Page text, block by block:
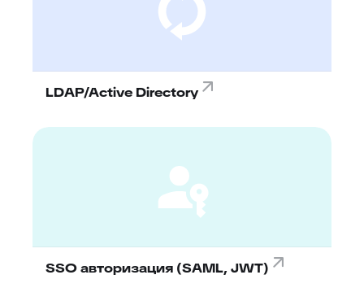
LDAP/Active Directory
SSO авторизация (SAML, JWT)